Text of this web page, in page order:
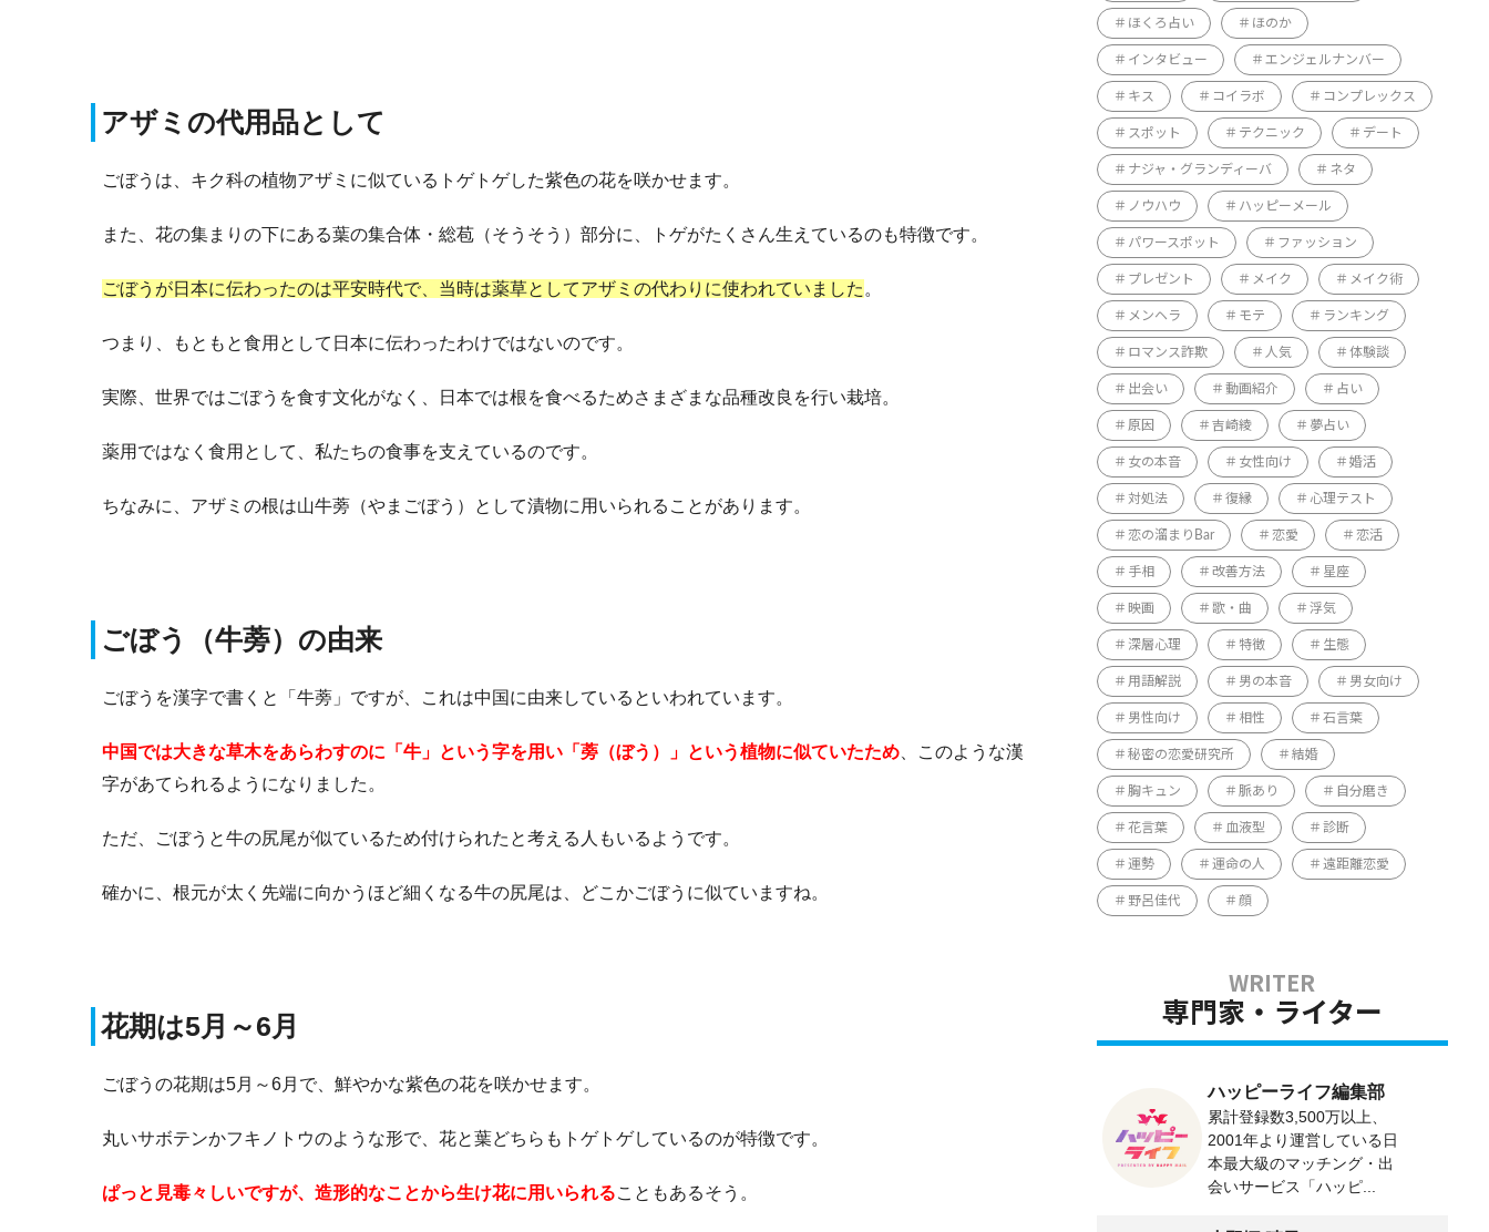
アザミの代用品として
ごぼうは、キク科の植物アザミに似ているトゲトゲした紫色の花を咲かせます。
また、花の集まりの下にある葉の集合体・総苞（そうそう）部分に、トゲがたくさん生えているのも特徴です。
ごぼうが日本に伝わったのは平安時代で、当時は薬草としてアザミの代わりに使われていました 。
つまり、もともと食用として日本に伝わったわけではないのです。
実際、世界ではごぼうを食す文化がなく、日本では根を食べるためさまざまな品種改良を行い栽培。
薬用ではなく食用として、私たちの食事を支えているのです。
ちなみに、アザミの根は山牛蒡（やまごぼう）として漬物に用いられることがあります。
ごぼう（牛蒡）の由来
ごぼうを漢字で書くと「牛蒡」ですが、これは中国に由来しているといわれています。
中国では大きな草木をあらわすのに「牛」という字を用い「蒡（ぼう）」という植物に似ていたため 、このような漢
字があてられるようになりました。
ただ、ごぼうと牛の尻尾が似ているため付けられたと考える人もいるようです。
確かに、根元が太く先端に向かうほど細くなる牛の尻尾は、どこかごぼうに似ていますね。
花期は5月～6月
ごぼうの花期は5月～6月で、鮮やかな紫色の花を咲かせます。
丸いサボテンかフキノトウのような形で、花と葉どちらもトゲトゲしているのが特徴です。
ぱっと見毒々しいですが、造形的なことから生け花に用いられることもあるそう。
ほくろ占い ほのか
インタビュー エンジェルナンバー
キス コイラボ コンプレックス
スポット テクニック デート
ナジャ・グランディーバ ネタ
ノウハウ ハッピーメール
パワースポット ファッション
プレゼント メイク メイク術
メンヘラ モテ ランキング
ロマンス詐欺 人気 体験談
出会い 動画紹介 占い
原因 吉崎綾 夢占い
女の本音 女性向け 婚活
対処法 復縁 心理テスト
恋の溜まりBar 恋愛 恋活
手相 改善方法 星座
映画 歌・曲 浮気
深層心理 特徴 生態
用語解説 男の本音 男女向け
男性向け 相性 石言葉
秘密の恋愛研究所 結婚
胸キュン 脈あり 自分磨き
花言葉 血液型 診断
運勢 運命の人 遠距離恋愛
野呂佳代 顔
専門家・ライター
ハッピーライフ編集部
累計登録数3,500万以上、
2001年より運営している日
本最大級のマッチング・出
会いサービス「ハッピ...